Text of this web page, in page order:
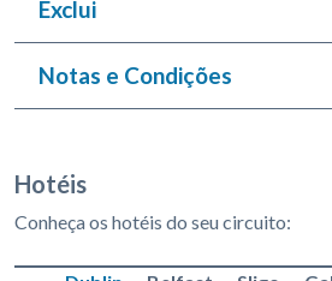
Exclui
Notas e Condições
Hotéis
Conheça os hotéis do seu circuito: